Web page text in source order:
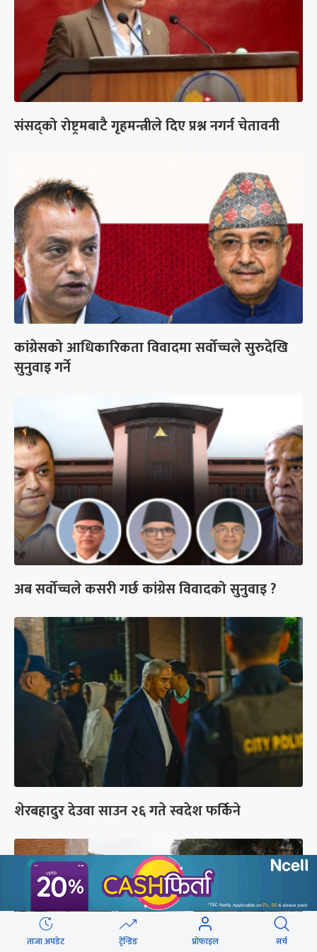
संसद्को रोष्ट्रमबाटै गृहमन्त्रीले दिए प्रश्न नगर्न चेतावनी
कांग्रेसको आधिकारिकता विवादमा सर्वोच्चले सुरुदेखि
सुनुवाइ गर्ने
अब सर्वोच्चले कसरी गर्छ कांग्रेस विवादको सुनुवाइ ?
शेरबहादुर देउवा साउन २६ गते स्वदेश फर्किने
ताजा अपडेट ट्रेन्डिङ प्रोफाइल सर्च